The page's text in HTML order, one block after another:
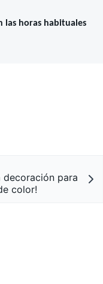
las horas habituales
para
color!